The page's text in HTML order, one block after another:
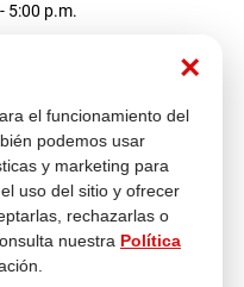
×
el funcionamiento del
podemos usar
y marketing para
uso del sitio y ofrecer
rechazarlas o
nuestra Política
5:00 p.m.